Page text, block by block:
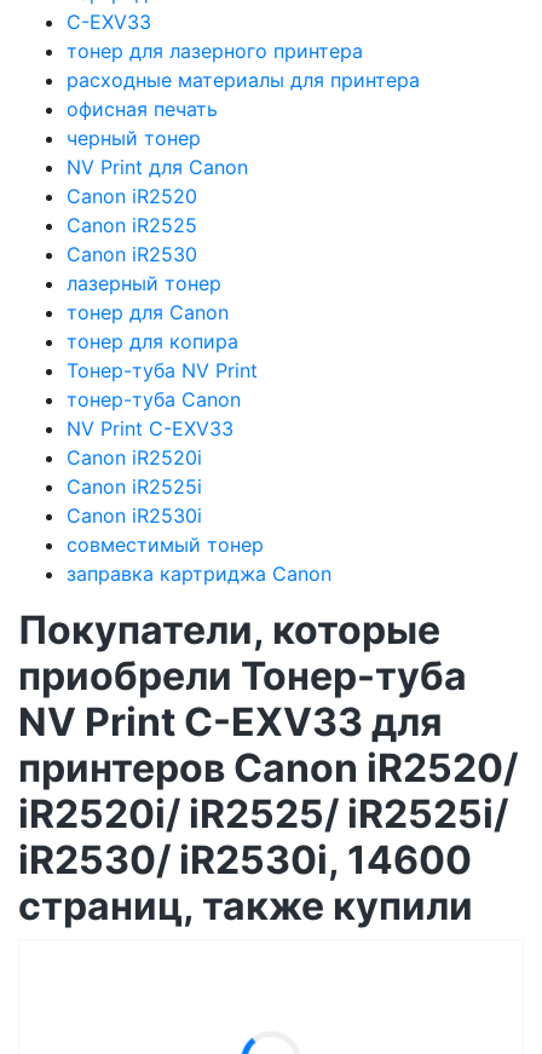
C-EXV33
тонер для лазерного принтера
расходные материалы для принтера
офисная печать
черный тонер
NV Print для Canon
Canon iR2520
Canon iR2525
Canon iR2530
лазерный тонер
тонер для Canon
тонер для копира
Тонер-туба NV Print
тонер-туба Canon
NV Print C-EXV33
Canon iR2520i
Canon iR2525i
Canon iR2530i
совместимый тонер
заправка картриджа Canon
Покупатели, которые
приобрели Тонер-туба
NV Print C-EXV33 для
принтеров Canon iR2520/
iR2520i/ iR2525/ iR2525i/
iR2530/ iR2530i, 14600
страниц, также купили